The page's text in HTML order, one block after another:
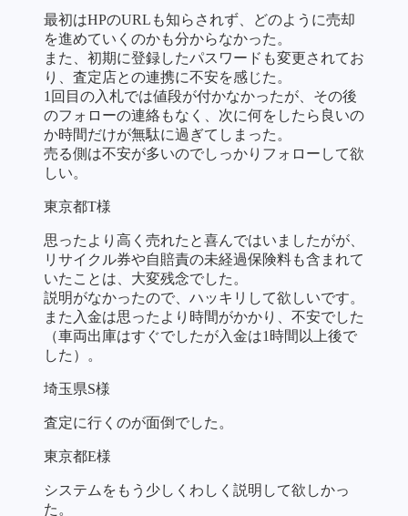
最初はHPのURLも知らされず、どのように売却
を進めていくのかも分からなかった。
また、初期に登録したパスワードも変更されてお
り、査定店との連携に不安を感じた。
1回目の入札では値段が付かなかったが、その後
のフォローの連絡もなく、次に何をしたら良いの
か時間だけが無駄に過ぎてしまった。
売る側は不安が多いのでしっかりフォローして欲
しい。
東京都T様
思ったより高く売れたと喜んではいましたがが、
リサイクル券や自賠責の未経過保険料も含まれて
いたことは、大変残念でした。
説明がなかったので、ハッキリして欲しいです。
また入金は思ったより時間がかかり、不安でした
（車両出庫はすぐでしたが入金は1時間以上後で
した）。
埼玉県S様
査定に行くのが面倒でした。
東京都E様
システムをもう少しくわしく説明して欲しかっ
た。